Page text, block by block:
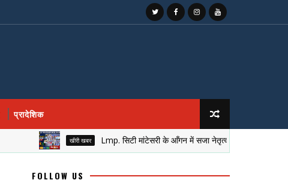
प्रादेशिक
खीरी खबर Lmp. सिटी मांटेसरी के आँगन में सजा नेतृत्व का मुकुट, नई पीढ़ी ने
FOLLOW US